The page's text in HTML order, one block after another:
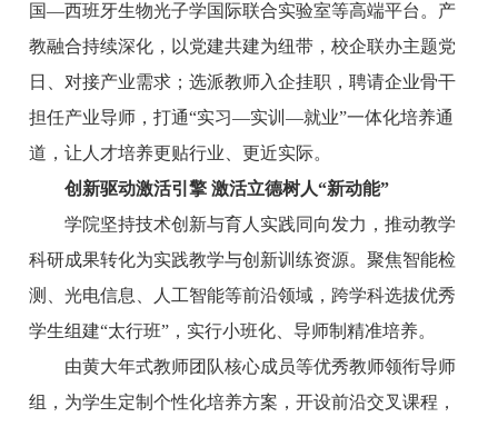
国—西班牙生物光子学国际联合实验室等高端平台。产
教融合持续深化，以党建共建为纽带，校企联办主题党
日、对接产业需求；选派教师入企挂职，聘请企业骨干
担任产业导师，打通“实习—实训—就业”一体化培养通
道，让人才培养更贴行业、更近实际。
创新驱动激活引擎 激活立德树人“新动能”
学院坚持技术创新与育人实践同向发力，推动教学
科研成果转化为实践教学与创新训练资源。聚焦智能检
测、光电信息、人工智能等前沿领域，跨学科选拔优秀
学生组建“太行班”，实行小班化、导师制精准培养。
由黄大年式教师团队核心成员等优秀教师领衔导师
组，为学生定制个性化培养方案，开设前沿交叉课程，